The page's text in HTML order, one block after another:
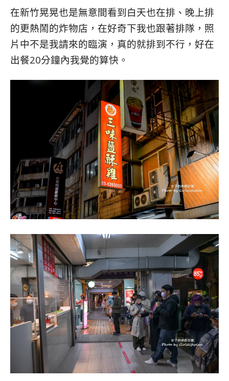
在新竹晃晃也是無意間看到白天也在排、晚上排
的更熱鬧的炸物店，在好奇下我也跟著排隊，照
片中不是我請來的臨演，真的就排到不行，好在
出餐20分鐘內我覺的算快。